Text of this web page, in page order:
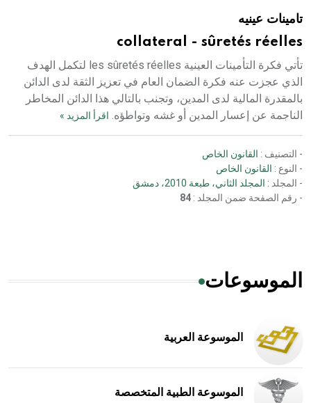
تامينات عينيه
collateral - sûretés réelles
تأتي فكرة التأمينات العينية les sûretés réelles لتكمل الهدف
الذي عجزت عنه فكرة الضمان العام في تعزيز الثقة لدى الدائن
بالمقدرة المالية لدى المدين، وتجنب بالتالي هذا الدائن المخاطر
الناجمة عن إعسار المدين أو غشه وتواطؤه. اقرأ المزيد »
- التصنيف : القانون الخاص
- النوع : القانون الخاص
- المجلد : المجلد الثاني، طبعة 2010، دمشق
- رقم الصفحة ضمن المجلد : 84
الموسوعات
الموسوعة العربية
الموسوعة الطبية المتخصصة